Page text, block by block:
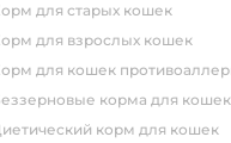
корм для старых кошек
корм для взрослых кошек
корм для кошек
беззерновые корма для кошек
диетический корм для кошек